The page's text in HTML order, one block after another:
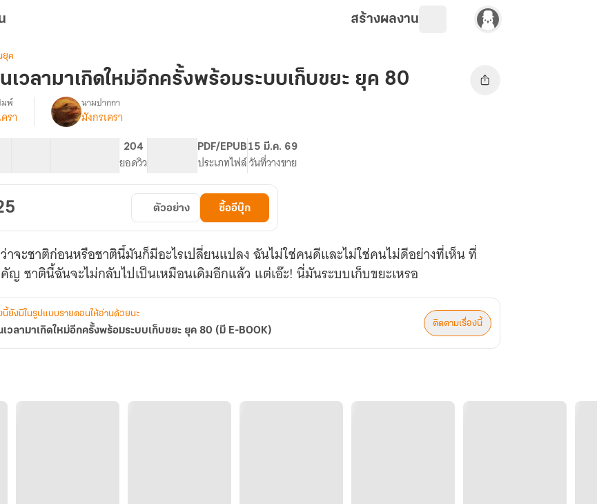
สร้างผลงาน
ยุค
เวลามาเกิดใหม่อีกครั้งพร้อมระบบเก็บขยะ ยุค 80
พ์
รา
นามปากกา
มังกรเครา
204
ยอดวิว
PDF/EPUB
ประเภทไฟล์
15 มี.ค. 69
วันที่วางขาย
ตัวอย่าง ซื้ออีบุ๊ก
าจะชาติก่อนหรือชาตินี้มันก็มีอะไรเปลี่ยนแปลง ฉันไม่ใช่คนดีและไม่ใช่คนไม่ดีอย่างที่เห็น ที่
ญ ชาตินี้ฉันจะไม่กลับไปเป็นเหมือนเดิมอีกแล้ว แต่เอ๊ะ! นี่มันระบบเก็บขยะเหรอ
นี้ยังมีในรูปแบบรายตอนให้อ่านด้วยนะ
เวลามาเกิดใหม่อีกครั้งพร้อมระบบเก็บขยะ ยุค 80 (มี E-BOOK)
ติดตามเรื่องนี้